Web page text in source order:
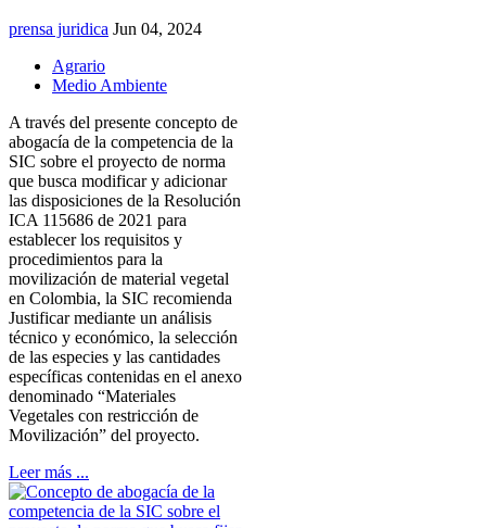
prensa juridica Jun 04, 2024
Agrario
Medio Ambiente
A través del presente concepto de
abogacía de la competencia de la
SIC sobre el proyecto de norma
que busca modificar y adicionar
las disposiciones de la Resolución
ICA 115686 de 2021 para
establecer los requisitos y
procedimientos para la
movilización de material vegetal
en Colombia, la SIC recomienda
Justificar mediante un análisis
técnico y económico, la selección
de las especies y las cantidades
específicas contenidas en el anexo
denominado “Materiales
Vegetales con restricción de
Movilización” del proyecto.
Leer más ...